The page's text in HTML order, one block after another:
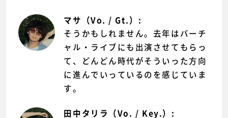
マサ（Vo. / Gt.）:
そうかもしれません。去年はバーチ
ャル・ライブにも出演させてもらっ
て、どんどん時代がそういった方向
に進んでいっているのを感じていま
す。
田中タリラ（Vo. / Key.）: